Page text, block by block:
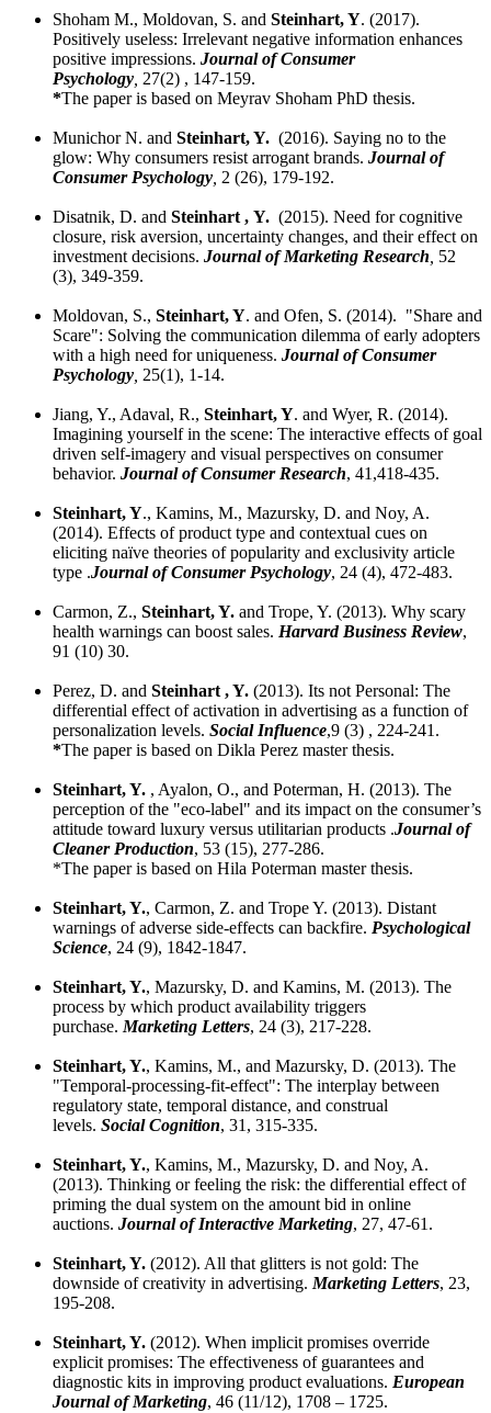
Shoham M., Moldovan, S. and Steinhart, Y. (2017).
Positively useless: Irrelevant negative information enhances
positive impressions. Journal of Consumer
Psychology 27(2) , 147-159.
*The paper is based on Meyrav Shoham PhD thesis.
Munichor N. and Steinhart, Y. (2016). Saying no to the
glow: Why consumers resist arrogant brands. Journal of
Consumer Psychology 2 (26), 179-192.
Disatnik, D. and Steinhart , Y. (2015). Need for cognitive
closure, risk aversion, uncertainty changes, and their effect on
investment decisions. Journal of Marketing Research 52
(3), 349-359.
Moldovan, S., Steinhart, Y. and Ofen, S. (2014). "Share and
Scare": Solving the communication dilemma of early adopters
with a high need for uniqueness. Journal of Consumer
Psychology 25(1), 1-14.
Jiang, Y., Adaval, R., Steinhart, Y. and Wyer, R. (2014).
Imagining yourself in the scene: The interactive effects of goal
driven self-imagery and visual perspectives on consumer
behavior. Journal of Consumer Research, 41,418-435.
Steinhart, Y., Kamins, M., Mazursky, D. and Noy, A.
(2014). Effects of product type and contextual cues on
eliciting naïve theories of popularity and exclusivity article
type .Journal of Consumer Psychology, 24 (4), 472-483.
Carmon, Z., Steinhart, Y. and Trope, Y. (2013). Why scary
health warnings can boost sales. Harvard Business Review,
91 (10) 30.
Perez, D. and Steinhart , Y. (2013). Its not Personal: The
differential effect of activation in advertising as a function of
personalization levels. Social Influence,9 (3) , 224-241.
*The paper is based on Dikla Perez master thesis.
Steinhart, Y. , Ayalon, O., and Poterman, H. (2013). The
perception of the "eco-label" and its impact on the consumer’s
attitude toward luxury versus utilitarian products .Journal of
Cleaner Production, 53 (15), 277-286.
*The paper is based on Hila Poterman master thesis.
Steinhart, Y., Carmon, Z. and Trope Y. (2013). Distant
warnings of adverse side-effects can backfire. Psychological
Science, 24 (9), 1842-1847.
Steinhart, Y., Mazursky, D. and Kamins, M. (2013). The
process by which product availability triggers
purchase. Marketing Letters, 24 (3), 217-228.
Steinhart, Y., Kamins, M., and Mazursky, D. (2013). The
"Temporal-processing-fit-effect": The interplay between
regulatory state, temporal distance, and construal
levels. Social Cognition, 31, 315-335.
Steinhart, Y., Kamins, M., Mazursky, D. and Noy, A.
(2013). Thinking or feeling the risk: the differential effect of
priming the dual system on the amount bid in online
auctions. Journal of Interactive Marketing, 27, 47-61.
Steinhart, Y. (2012). All that glitters is not gold: The
downside of creativity in advertising. Marketing Letters, 23,
195-208.
Steinhart, Y. (2012). When implicit promises override
explicit promises: The effectiveness of guarantees and
diagnostic kits in improving product evaluations. European
Journal of Marketing, 46 (11/12), 1708 – 1725.